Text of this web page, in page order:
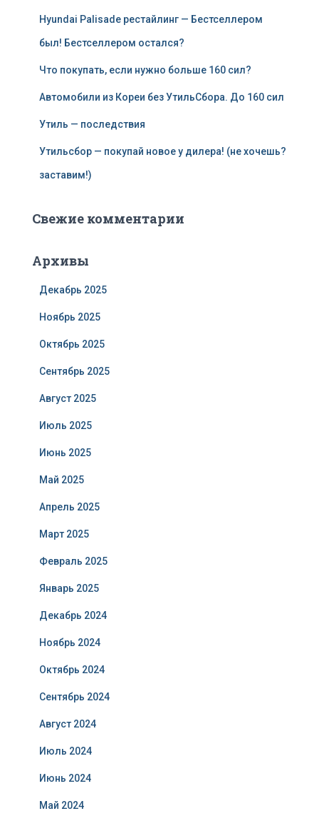
Hyundai Palisade рестайлинг — Бестселлером
был! Бестселлером остался?
Что покупать, если нужно больше 160 сил?
Автомобили из Кореи без УтильСбора. До 160 сил
Утиль — последствия
Утильсбор — покупай новое у дилера! (не хочешь?
заставим!)
Свежие комментарии
Архивы
Декабрь 2025
Ноябрь 2025
Октябрь 2025
Сентябрь 2025
Август 2025
Июль 2025
Июнь 2025
Май 2025
Апрель 2025
Март 2025
Февраль 2025
Январь 2025
Декабрь 2024
Ноябрь 2024
Октябрь 2024
Сентябрь 2024
Август 2024
Июль 2024
Июнь 2024
Май 2024